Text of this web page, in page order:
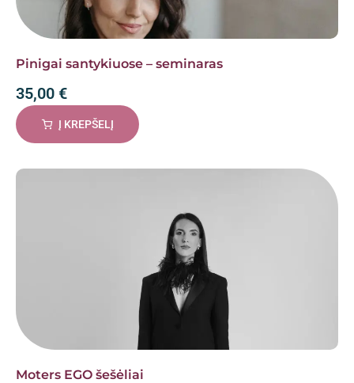
Pinigai santykiuose – seminaras
35,00 €
Į KREPŠELĮ
Moters EGO šešėliai